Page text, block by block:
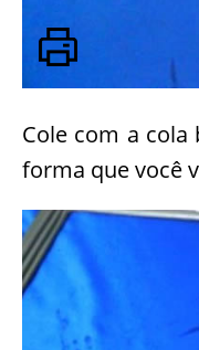
Cole com a
forma que você